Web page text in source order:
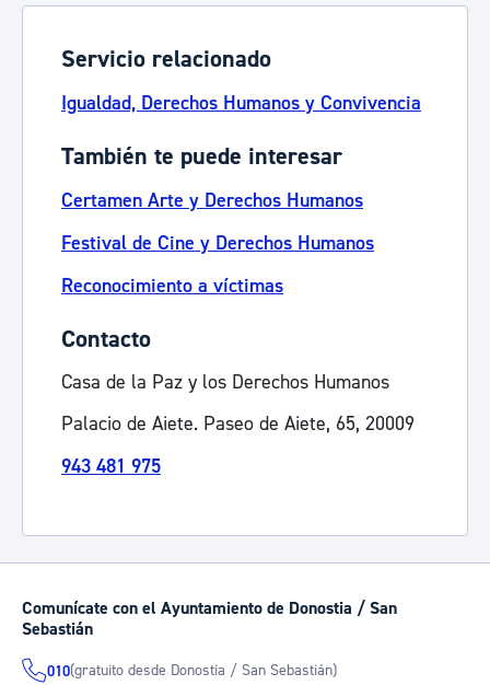
Servicio relacionado
Igualdad, Derechos Humanos y Convivencia
También te puede interesar
Certamen Arte y Derechos Humanos
Festival de Cine y Derechos Humanos
Reconocimiento a víctimas
Contacto
Casa de la Paz y los Derechos Humanos
Palacio de Aiete. Paseo de Aiete, 65, 20009
943 481 975
Comunícate con el Ayuntamiento de Donostia / San
Sebastián
010(gratuito desde Donostia / San Sebastián)